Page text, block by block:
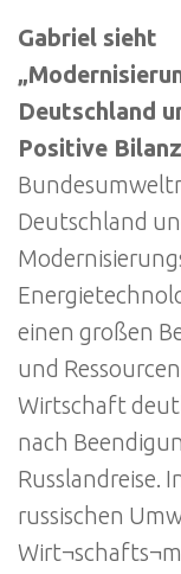
Gabriel sieht
Deutschland
Positive
Deutschland
einen großen
und
Wirtschaft
nach
Russlandreise.
russischen